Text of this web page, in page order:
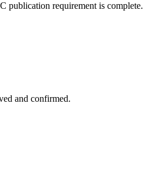
publication requirement is complete.
and confirmed.